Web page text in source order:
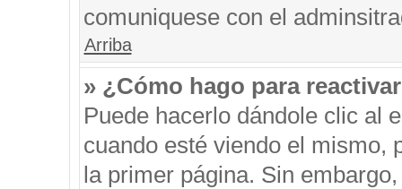
comuniquese con el
Arriba
» ¿Cómo hago para
Puede hacerlo dándole clic al
cuando esté viendo el mismo,
la primer página. Sin